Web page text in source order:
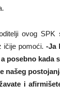
ovog
ičije pomoći.-Ja
posebno
našeg
i